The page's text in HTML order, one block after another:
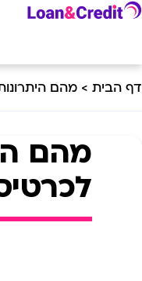
דף הבית > מהם
מהם